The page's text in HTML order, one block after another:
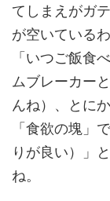
てしまえがガ
が空いているわ
「いつご飯食
ムブレーカー
んね）、とに
「食欲の塊」
りが良い）」
ね。